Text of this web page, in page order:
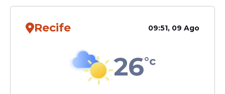
Lotofácil 3685: Apostas da
Bahia e de São Paulo
dividem prêmio principal
nesta quinta-feira (14/05)
Recife 09:51, 09 Ago
26°c